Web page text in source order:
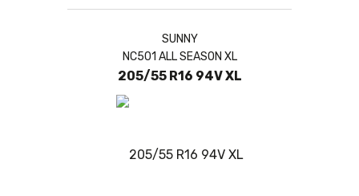
SUNNY
NC501 ALL SEASON XL
205/55 R16 94V XL